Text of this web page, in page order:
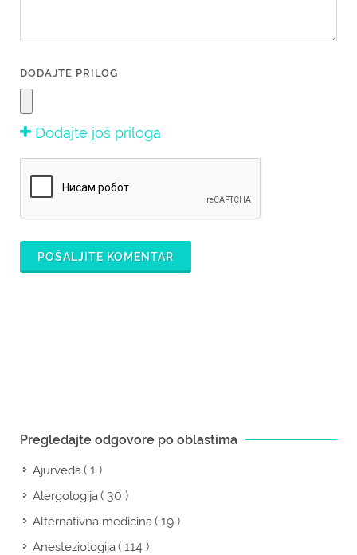
DODAJTE PRILOG
Dodajte još priloga
POŠALJITE KOMENTAR
Pregledajte odgovore po oblastima
Ajurveda( 1 )
Alergologija( 30 )
Alternativna medicina( 19 )
Anesteziologija( 114 )